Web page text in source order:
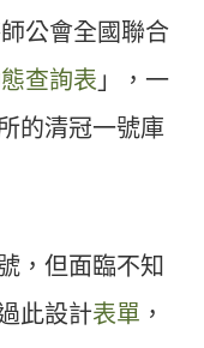
公會全國聯合
查詢表 」，一
的清冠一號庫
，但面臨不知
此設計表單 ，